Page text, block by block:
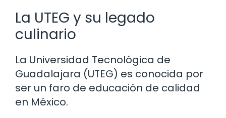
La UTEG y su legado
culinario
La Universidad Tecnológica de
Guadalajara (UTEG) es conocida por
ser un faro de educación de calidad
en México.